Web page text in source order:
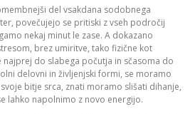
del vsakdana sodobnega
povečujejo se pritiski z vseh področij
nekaj minut le zase. A dokazano
brez umiritve, tako fizične kot
do slabega počutja in sčasoma do
delovni in življenjski formi, se moramo
bitje srca, znati moramo slišati dihanje,
lahko napolnimo z novo energijo.